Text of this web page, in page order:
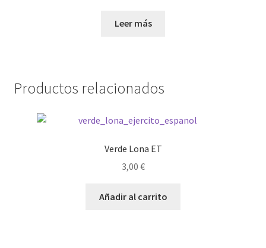
Leer más
Productos relacionados
Verde Lona ET
3,00 €
Añadir al carrito